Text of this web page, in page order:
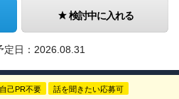
検討中に入れる
日： 2026.08.31
自己PR不要 話を聞きたい応募可